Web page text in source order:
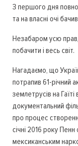
З першого дня
та на власні очі
Незабаром усю
побачити і весь світ.
Нагадаємо, що
потрапив 61-річний
землетрусів на
документальний
про процес
січні 2016 року
мексиканським